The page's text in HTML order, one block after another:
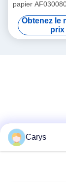
papier
pour Ricoh
2075 2090
Couleur 5560
Obtenez le
prix
Carys